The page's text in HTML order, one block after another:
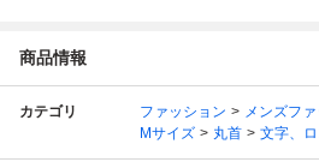
商品情報
カテゴリ ファッション メンズフ
Mサイズ
丸首 文字、